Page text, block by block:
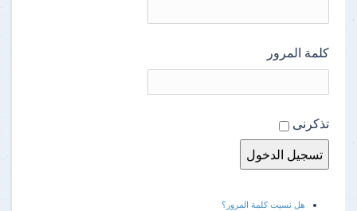
كلمة المرور
تذكرنى
هل نسيت كلمة المرور؟